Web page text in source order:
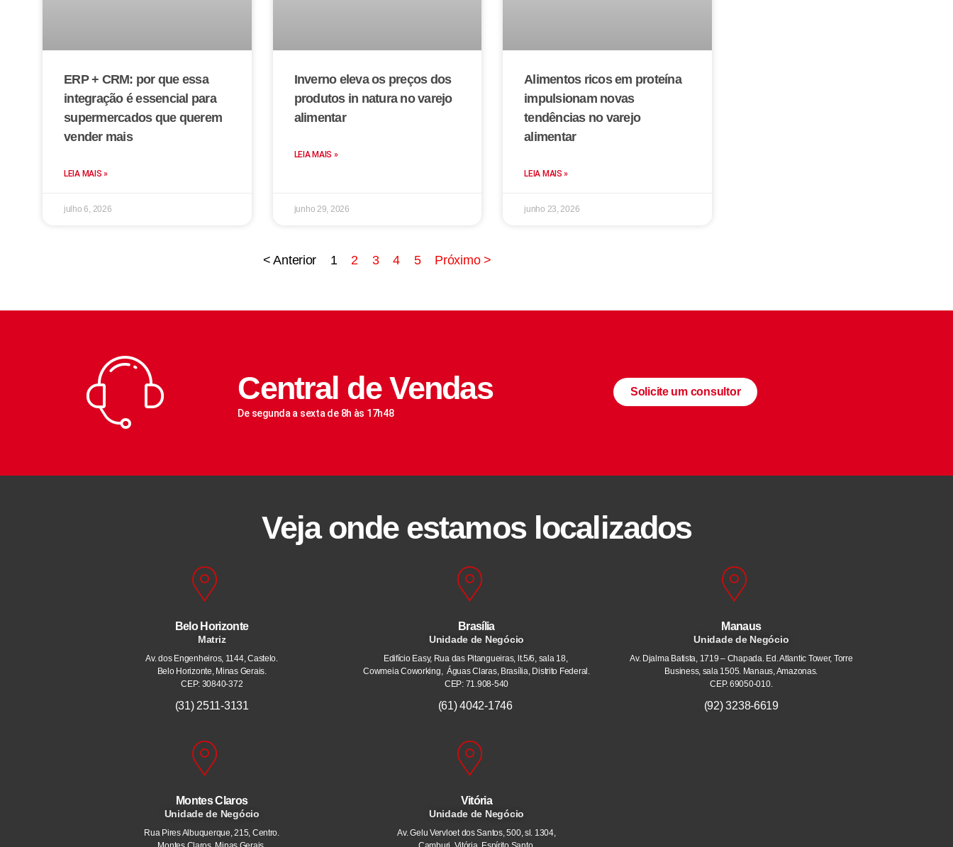
ERP + CRM: por que essa
integração é essencial para
supermercados que querem
vender mais
LEIA MAIS »
julho 6, 2026
Inverno eleva os preços dos
produtos in natura no varejo
alimentar
LEIA MAIS »
junho 29, 2026
Alimentos ricos em proteína
impulsionam novas
tendências no varejo
alimentar
LEIA MAIS »
junho 23, 2026
< Anterior 1 2 3 4 5 Próximo >
Central de Vendas
De segunda a sexta de 8h às 17h48
Solicite um consultor
Veja onde estamos localizados
Belo Horizonte
Matriz
Av. dos Engenheiros, 1144, Castelo.
Belo Horizonte, Minas Gerais.
CEP: 30840-372
(31) 2511-3131
Montes Claros
Unidade de Negócio
Rua Pires Albuquerque, 215, Centro.
Brasília
Unidade de Negócio
Edifício Easy, Rua das Pitangueiras, lt.5/6, sala 18,
Cowmeia Coworking, Águas Claras, Brasília, Distrito Federal.
CEP: 71.908-540
(61) 4042-1746
Vitória
Unidade de Negócio
Av. Gelu Vervloet dos Santos, 500, sl. 1304,
Manaus
Unidade de Negócio
Av. Djalma Batista, 1719 – Chapada. Ed. Atlantic Tower, Torre
Business, sala 1505. Manaus, Amazonas.
CEP. 69050-010.
(92) 3238-6619